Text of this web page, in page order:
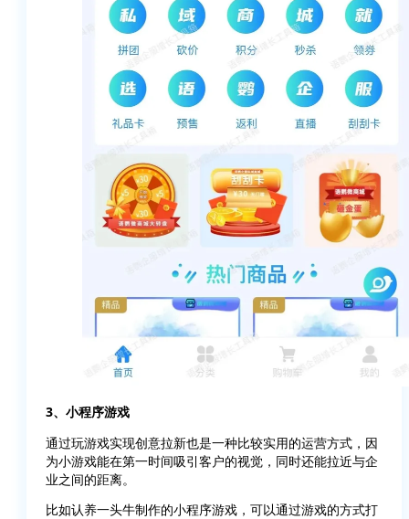
3、小程序游戏
通过玩游戏实现创意拉新也是一种比较实用的运营方式，因
为小游戏能在第一时间吸引客户的视觉，同时还能拉近与企
业之间的距离。
比如认养一头牛制作的小程序游戏，可以通过游戏的方式打